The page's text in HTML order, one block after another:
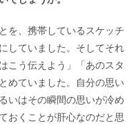
を、携帯しているスケッチ
していました。そしてそれ
こう伝えよう」「あのスタ
めていました。自分の思い
いはその瞬間の思いが冷め
おくことが肝心なのだと思